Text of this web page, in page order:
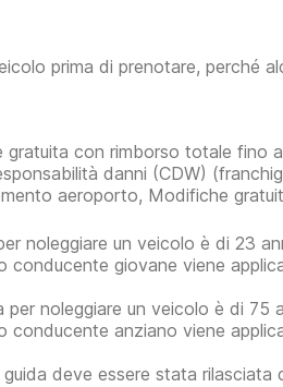
prima di prenotare, perché
gratuita con rimborso totale fino
danni (CDW)
aeroporto, Modifiche
noleggiare un veicolo è di 23
conducente giovane viene
per noleggiare un veicolo è di 75
conducente anziano viene
deve essere stata